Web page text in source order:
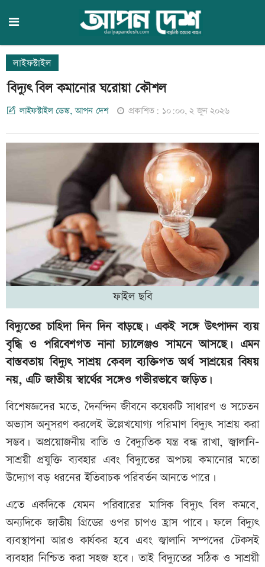
লাইফস্টাইল
বিদ্যুৎ বিল কমানোর ঘরোয়া কৌশল
লাইফস্টাইল ডেস্ক, আপন দেশ প্রকাশিত: ১০:০০, ২ জুন ২০২৬
ফাইল ছবি
বিদ্যুতের চাহিদা দিন দিন বাড়ছে। একই সঙ্গে উৎপাদন ব্যয়
বৃদ্ধি ও পরিবেশগত নানা চ্যালেঞ্জও সামনে আসছে। এমন
বাস্তবতায় বিদ্যুৎ সাশ্রয় কেবল ব্যক্তিগত অর্থ সাশ্রয়ের বিষয়
নয়, এটি জাতীয় স্বার্থের সঙ্গেও গভীরভাবে জড়িত।
বিশেষজ্ঞদের মতে, দৈনন্দিন জীবনে কয়েকটি সাধারণ ও সচেতন
অভ্যাস অনুসরণ করলেই উল্লেখযোগ্য পরিমাণ বিদ্যুৎ সাশ্রয় করা
সম্ভব। অপ্রয়োজনীয় বাতি ও বৈদ্যুতিক যন্ত্র বন্ধ রাখা, জ্বালানি-
সাশ্রয়ী প্রযুক্তি ব্যবহার এবং বিদ্যুতের অপচয় কমানোর মতো
উদ্যোগ বড় ধরনের ইতিবাচক পরিবর্তন আনতে পারে।
এতে একদিকে যেমন পরিবারের মাসিক বিদ্যুৎ বিল কমবে,
অন্যদিকে জাতীয় গ্রিডের ওপর চাপও হ্রাস পাবে। ফলে বিদ্যুৎ
ব্যবস্থাপনা আরও কার্যকর হবে এবং জ্বালানি সম্পদের টেকসই
ব্যবহার নিশ্চিত করা সহজ হবে। তাই বিদ্যুতের সঠিক ও সাশ্রয়ী